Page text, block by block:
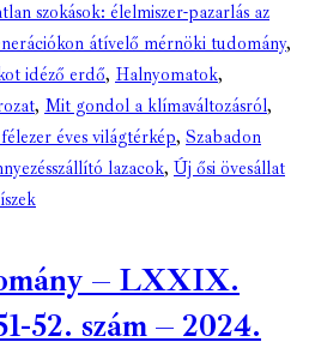
szokások: élelmiszer-pazarlás az
átívelő mérnöki tudomány,
idéző erdő, Halnyomatok,
, Mit gondol a klímaváltozásról,
éves világtérkép, Szabadon
lazacok, Új ősi övesállat
– LXXIX.
52. szám – 2024.